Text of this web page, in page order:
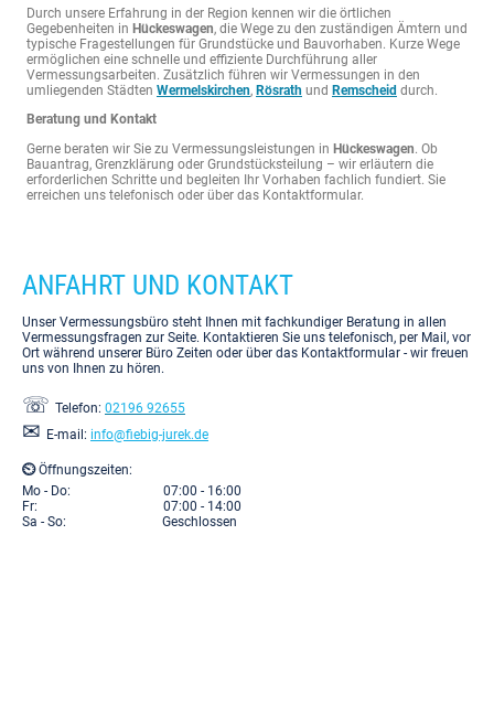
Durch unsere Erfahrung in der Region kennen wir die örtlichen
Gegebenheiten in Hückeswagen, die Wege zu den zuständigen Ämtern und
typische Fragestellungen für Grundstücke und Bauvorhaben. Kurze Wege
ermöglichen eine schnelle und effiziente Durchführung aller
Vermessungsarbeiten. Zusätzlich führen wir Vermessungen in den
umliegenden Städten Wermelskirchen, Rösrath und Remscheid durch.
Beratung und Kontakt
Gerne beraten wir Sie zu Vermessungsleistungen in Hückeswagen. Ob
Bauantrag, Grenzklärung oder Grundstücksteilung – wir erläutern die
erforderlichen Schritte und begleiten Ihr Vorhaben fachlich fundiert. Sie
erreichen uns telefonisch oder über das Kontaktformular.
ANFAHRT UND KONTAKT
Unser Vermessungsbüro steht Ihnen mit fachkundiger Beratung in allen
Vermessungsfragen zur Seite. Kontaktieren Sie uns telefonisch, per Mail, vor
Ort während unserer Büro Zeiten oder über das Kontaktformular - wir freuen
uns von Ihnen zu hören.
☏ Telefon: 02196 92655
✉ E-mail: info@fiebig-jurek.de
⏲Öffnungszeiten:
Mo - Do: 07:00 - 16:00
Fr: 07:00 - 14:00
Sa - So: Geschlossen